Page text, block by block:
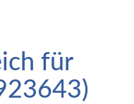
für